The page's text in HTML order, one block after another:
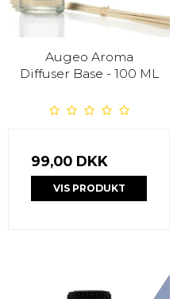
Augeo Aroma
Diffuser Base - 100 ML
99,00 DKK
VIS PRODUKT